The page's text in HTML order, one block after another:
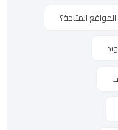
المتاحة؟